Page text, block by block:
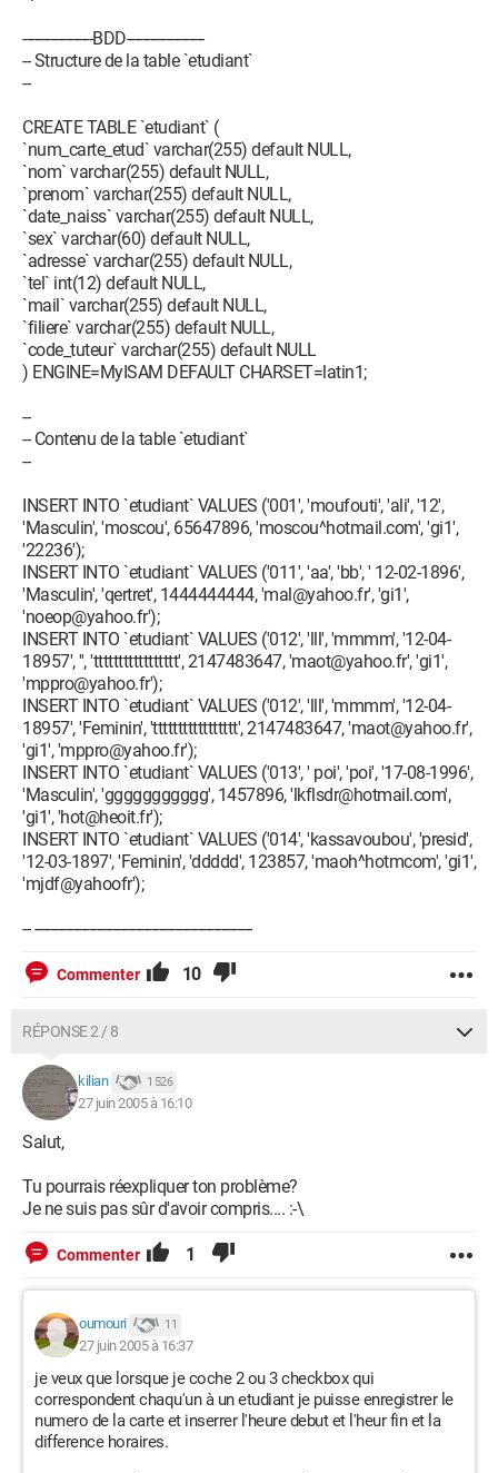
------------------BDD--------------------
-- Structure de la table `etudiant`
--
CREATE TABLE `etudiant` (
`num_carte_etud` varchar(255) default NULL,
`nom` varchar(255) default NULL,
`prenom` varchar(255) default NULL,
`date_naiss` varchar(255) default NULL,
`sex` varchar(60) default NULL,
`adresse` varchar(255) default NULL,
`tel` int(12) default NULL,
`mail` varchar(255) default NULL,
`filiere` varchar(255) default NULL,
`code_tuteur` varchar(255) default NULL
) ENGINE=MyISAM DEFAULT CHARSET=latin1;
--
-- Contenu de la table `etudiant`
--
INSERT INTO `etudiant` VALUES ('001', 'moufouti', 'ali', '12',
'Masculin', 'moscou', 65647896, 'moscou^hotmail.com', 'gi1',
'22236');
INSERT INTO `etudiant` VALUES ('011', 'aa', 'bb', ' 12-02-1896',
'Masculin', 'qertret', 1444444444, 'mal@yahoo.fr', 'gi1',
'noeop@yahoo.fr');
INSERT INTO `etudiant` VALUES ('012', 'lll', 'mmmm', '12-04-
18957', '', 'ttttttttttttttttt', 2147483647, 'maot@yahoo.fr', 'gi1',
'mppro@yahoo.fr');
INSERT INTO `etudiant` VALUES ('012', 'lll', 'mmmm', '12-04-
18957', 'Feminin', 'ttttttttttttttttt', 2147483647, 'maot@yahoo.fr',
'gi1', 'mppro@yahoo.fr');
INSERT INTO `etudiant` VALUES ('013', ' poi', 'poi', '17-08-1996',
'Masculin', 'ggggggggggg', 1457896, 'lkflsdr@hotmail.com',
'gi1', 'hot@heoit.fr');
INSERT INTO `etudiant` VALUES ('014', 'kassavoubou', 'presid',
'12-03-1897', 'Feminin', 'ddddd', 123857, 'maoh^hotmcom', 'gi1',
'mjdf@yahoofr');
-- --------------------------------------------------------
Commenter 10
RÉPONSE 2 / 8
kilian 1 526
27 juin 2005 à 16:10
Salut,
Tu pourrais réexpliquer ton problème?
Je ne suis pas sûr d'avoir compris.... :-\
Commenter 1
oumouri 11
27 juin 2005 à 16:37
je veux que lorsque je coche 2 ou 3 checkbox qui
correspondent chaqu'un à un etudiant je puisse enregistrer le
numero de la carte et inserrer l'heure debut et l'heur fin et la
difference horaires.